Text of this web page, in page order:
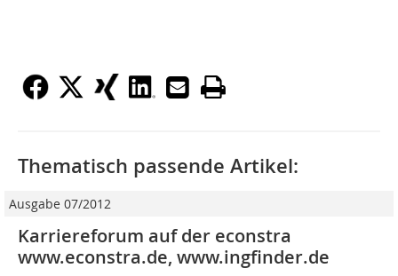
Thematisch passende Artikel:
Ausgabe 07/2012
Karriereforum auf der econstra
www.econstra.de, www.ingfinder.de